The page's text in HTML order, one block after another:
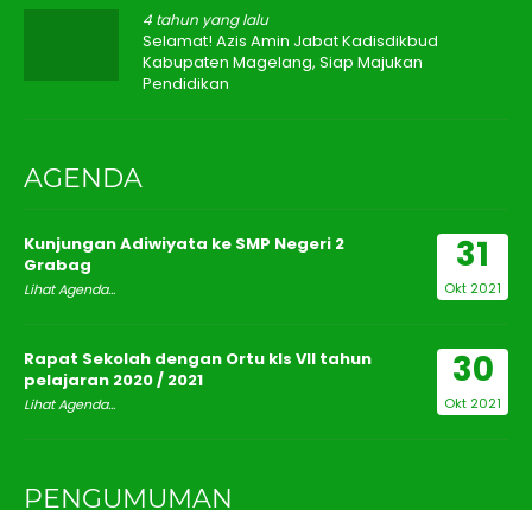
4 tahun yang lalu
Selamat! Azis Amin Jabat Kadisdikbud
Kabupaten Magelang, Siap Majukan
Pendidikan
AGENDA
31
Okt 2021
Kunjungan Adiwiyata ke SMP Negeri 2
Grabag
Lihat Agenda...
30
Okt 2021
Rapat Sekolah dengan Ortu kls VII tahun
pelajaran 2020 / 2021
Lihat Agenda...
PENGUMUMAN